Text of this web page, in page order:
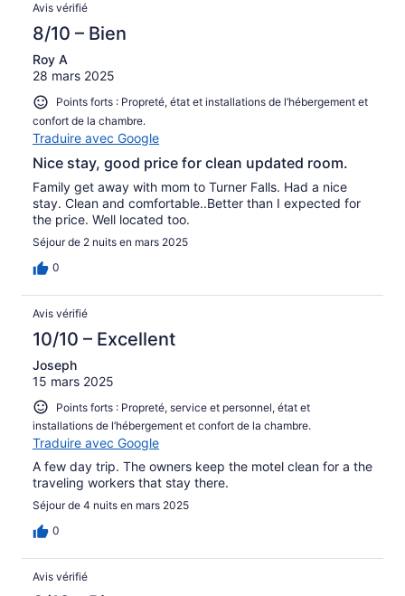
Avis vérifié
8/10 – Bien
Roy A
28 mars 2025
Points forts : Propreté, état et installations de l’hébergement et
confort de la chambre.
Traduire avec Google
Nice stay, good price for clean updated room.
Family get away with mom to Turner Falls. Had a nice
stay. Clean and comfortable..Better than I expected for
the price. Well located too.
Séjour de 2 nuits en mars 2025
0
Avis vérifié
10/10 – Excellent
Joseph
15 mars 2025
Points forts : Propreté, service et personnel, état et
installations de l’hébergement et confort de la chambre.
Traduire avec Google
A few day trip. The owners keep the motel clean for a the
traveling workers that stay there.
Séjour de 4 nuits en mars 2025
0
Avis vérifié